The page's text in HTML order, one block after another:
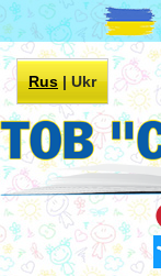
Rus|Ukr